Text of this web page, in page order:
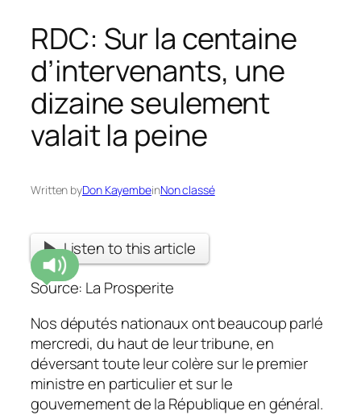
RDC: Sur la centaine
d’intervenants, une
dizaine seulement
valait la peine
Written byDon KayembeinNon classé
Listen to this article
Source: La Prosperite
Nos députés nationaux ont beaucoup parlé
mercredi, du haut de leur tribune, en
déversant toute leur colère sur le premier
ministre en particulier et sur le
gouvernement de la République en général.